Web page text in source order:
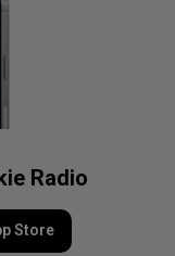
Radio
Store